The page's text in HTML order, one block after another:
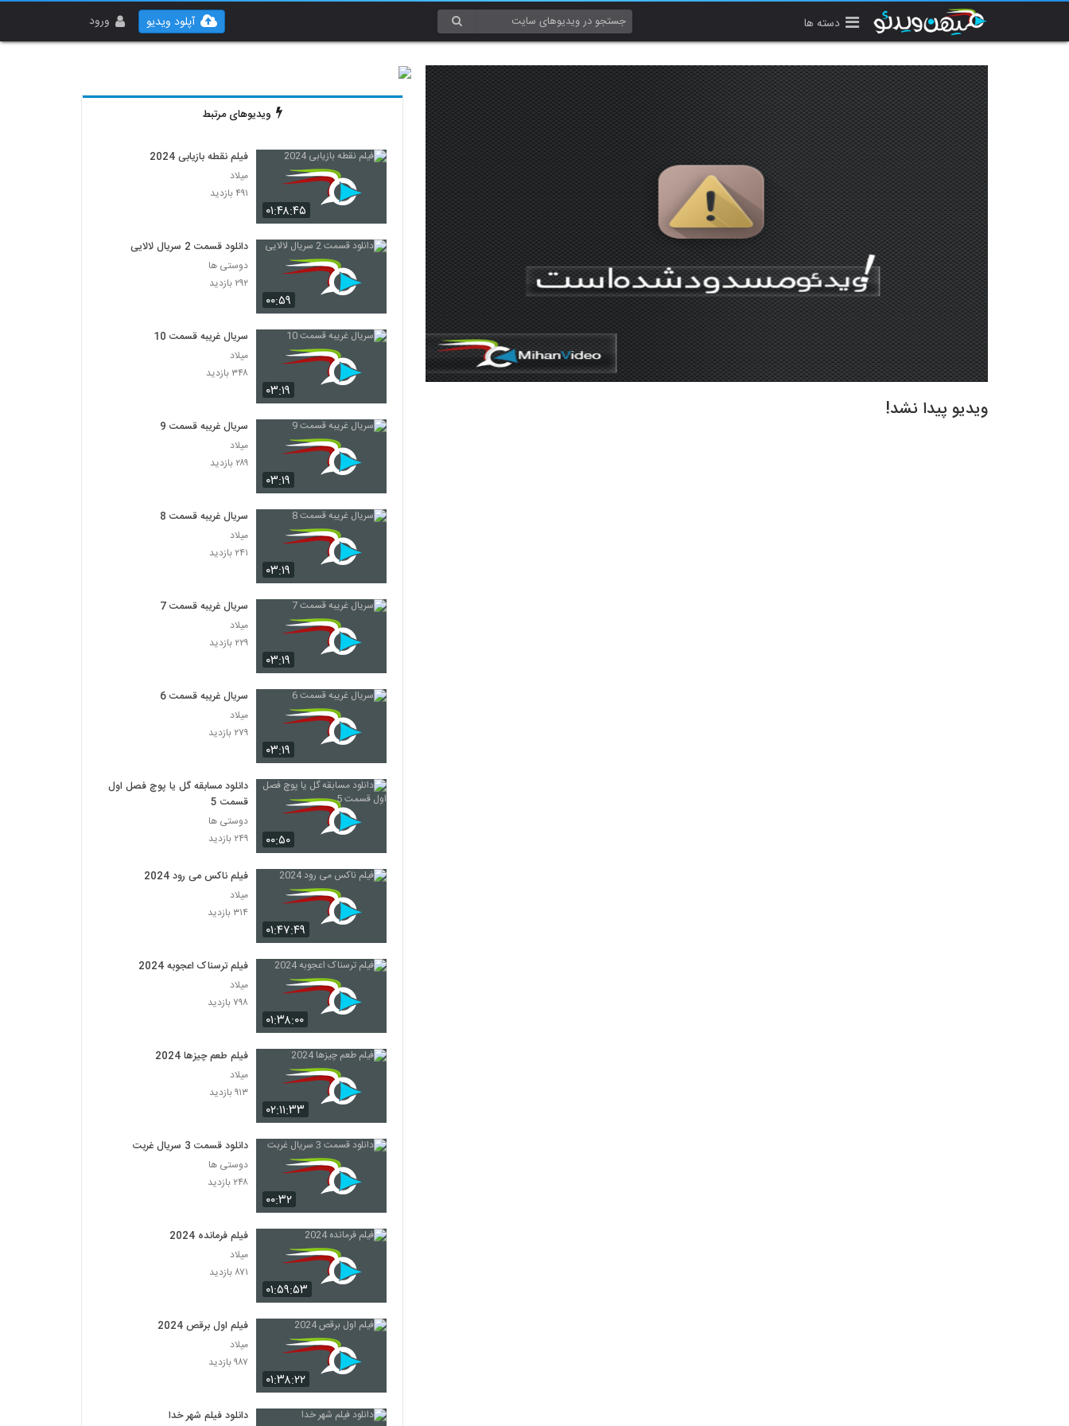
دسته ها ورود آپلود ویدیو
ویدیو پیدا نشد!
ویدیوهای مرتبط
۰۱:۴۸:۴۵
فیلم نقطه بازیابی 2024
میلاد
۴۹۱ بازدید
۰۰:۵۹
دانلود قسمت 2 سریال لالایی
دوستی ها
۲۹۲ بازدید
۰۳:۱۹
سریال غریبه قسمت 10
میلاد
۳۴۸ بازدید
۰۳:۱۹
سریال غریبه قسمت 9
میلاد
۲۸۹ بازدید
۰۳:۱۹
سریال غریبه قسمت 8
میلاد
۲۴۱ بازدید
۰۳:۱۹
سریال غریبه قسمت 7
میلاد
۲۲۹ بازدید
۰۳:۱۹
سریال غریبه قسمت 6
میلاد
۲۷۹ بازدید
۰۰:۵۰
دانلود مسابقه گل یا پوچ فصل اول
قسمت 5
دوستی ها
۲۴۹ بازدید
۰۱:۴۷:۴۹
فیلم ناکس می رود 2024
میلاد
۳۱۴ بازدید
۰۱:۳۸:۰۰
فیلم ترسناک اعجوبه 2024
میلاد
۷۹۸ بازدید
۰۲:۱۱:۳۳
فیلم طعم چیزها 2024
میلاد
۹۱۳ بازدید
۰۰:۳۲
دانلود قسمت 3 سریال غربت
دوستی ها
۲۴۸ بازدید
۰۱:۵۹:۵۳
فیلم فرمانده 2024
میلاد
۸۷۱ بازدید
۰۱:۳۸:۲۲
فیلم اول برقص 2024
میلاد
۹۸۷ بازدید
دانلود فیلم شهر خدا